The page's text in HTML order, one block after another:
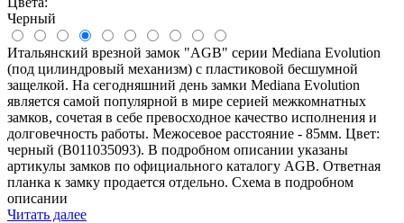
Черный
Итальянский врезной замок "AGB" серии Mediana Evolution
(под цилиндровый механизм) с пластиковой бесшумной
защелкой. На сегодняшний день замки Mediana Evolution
является самой популярной в мире серией межкомнатных
замков, сочетая в себе превосходное качество исполнения и
долговечность работы. Межосевое расстояние - 85мм. Цвет:
черный (B011035093). В подробном описании указаны
артикулы замков по официального каталогу AGB. Ответная
планка к замку продается отдельно. Схема в подробном
описании
Читать далее